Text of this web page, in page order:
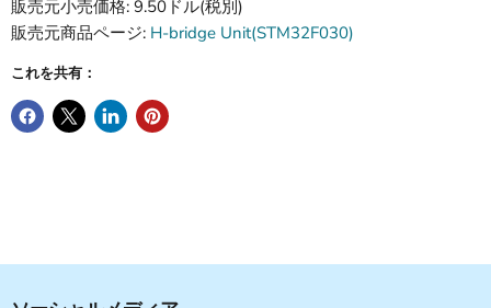
販売元小売価格: 9.50ドル(税別)
販売元商品ページ: H-bridge Unit(STM32F030)
これを共有：